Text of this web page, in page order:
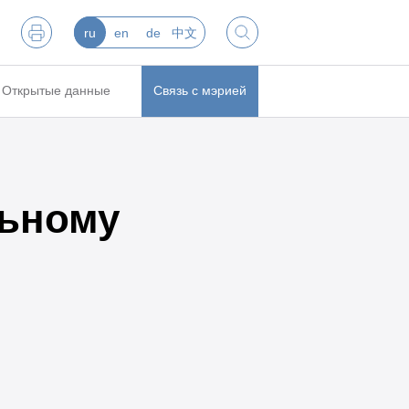
ru en de 中文
Открытые данные Связь с мэрией